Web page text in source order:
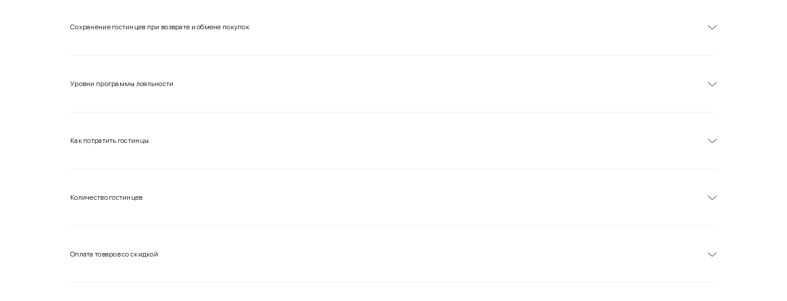
Сохранение гостинцев при возврате и обмене покупок
Уровни программы лояльности
Как потратить гостинцы
Количество гостинцев
Оплата товаров со скидкой